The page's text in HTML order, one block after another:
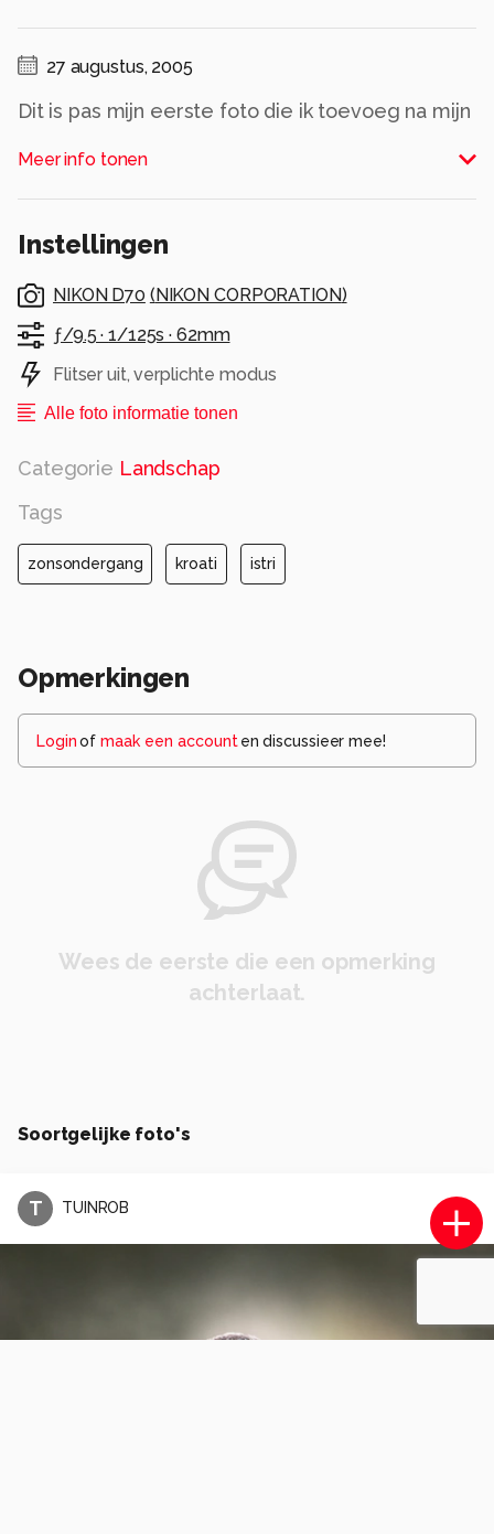
27 augustus, 2005
Dit is pas mijn eerste foto die ik toevoeg na mijn
sorry daarvoor! Ik ga de komende tijd
waarschijnlijk wel meer foto's toevoegen..
verkleind, vandaar dat de foto niet helemaal
Meer info tonen
Instellingen
NIKON D70 (NIKON CORPORATION)
ƒ/9.5 ·1/125s · 62mm
Flitser uit, verplichte modus
Alle foto informatie tonen
Categorie Landschap
Tags
zonsondergang kroati istri
Opmerkingen
Loginof maak een account en discussieer mee!
Wees de eerste die een opmerking
achterlaat.
Soortgelijke foto's
T TUINROB